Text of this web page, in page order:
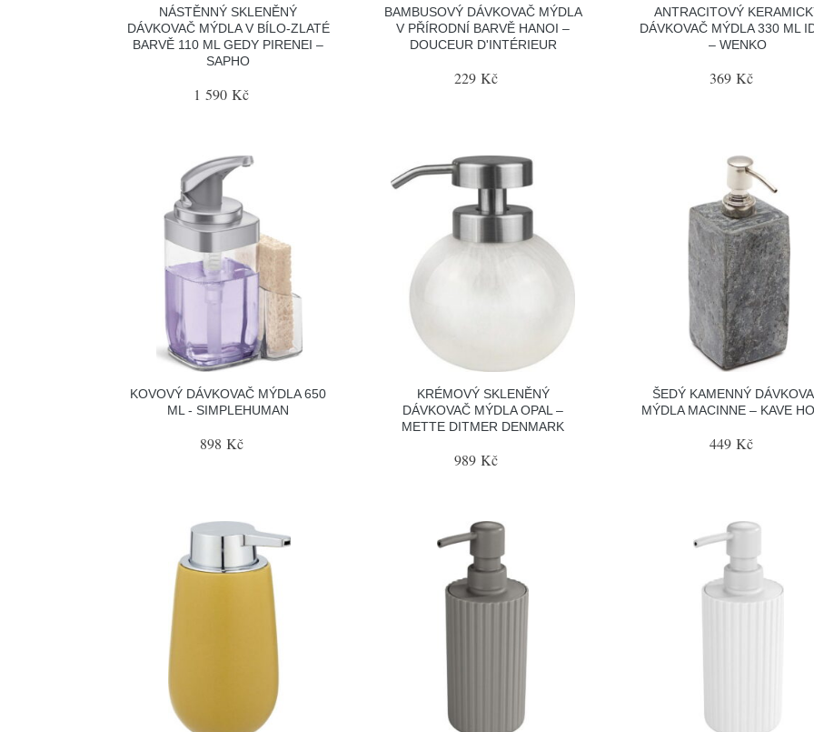
NÁSTĚNNÝ SKLENĚNÝ
DÁVKOVAČ MÝDLA V BÍLO-ZLATÉ
BARVĚ 110 ML GEDY PIRENEI –
SAPHO
1 590 Kč
BAMBUSOVÝ DÁVKOVAČ MÝDLA
V PŘÍRODNÍ BARVĚ HANOI –
DOUCEUR D'INTÉRIEUR
229 Kč
ANTRACITOVÝ
DÁVKOVAČ MÝDLA 330 ML
– WENKO
369 Kč
KOVOVÝ DÁVKOVAČ MÝDLA 650
ML - SIMPLEHUMAN
898 Kč
KRÉMOVÝ SKLENĚNÝ
DÁVKOVAČ MÝDLA OPAL –
METTE DITMER DENMARK
989 Kč
ŠEDÝ KAMENNÝ
MÝDLA MACINNE – KAVE
449 Kč